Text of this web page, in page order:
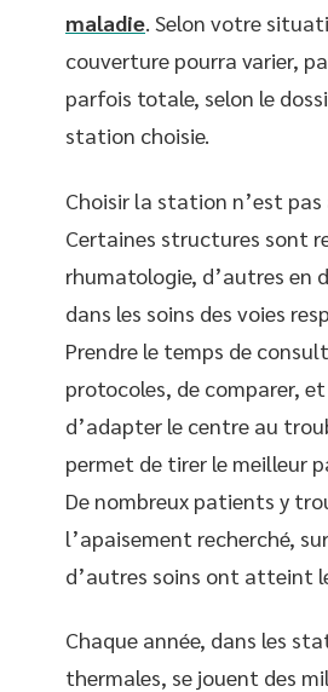
maladie. Selon votre
couverture pourra varier,
parfois totale, selon le
station choisie.
Choisir la station n’est pas
Certaines structures sont
rhumatologie, d’autres en
dans les soins des voies
Prendre le temps de
protocoles, de comparer,
d’adapter le centre au
permet de tirer le meilleur
De nombreux patients y
l’apaisement recherché,
d’autres soins ont atteint
Chaque année, dans les
thermales, se jouent des